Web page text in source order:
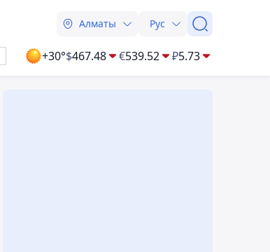
Алматы Рус
+30°$467.48 €539.52 ₽5.73